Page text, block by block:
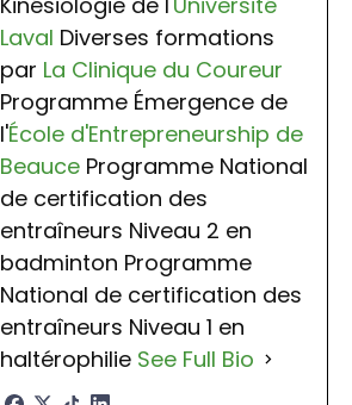
Laval Diverses formations
par La Clinique du Coureur
Programme Émergence de
l'École d'Entrepreneurship de
Beauce Programme National
de certification des
entraîneurs Niveau 2 en
badminton Programme
National de certification des
entraîneurs Niveau 1 en
haltérophilie See Full Bio